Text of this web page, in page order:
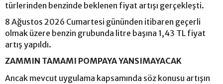
türlerinden benzinde beklenen fiyat artışı gerçekleşti.
8 Ağustos 2026 Cumartesi gününden itibaren geçerli
olmak üzere benzin grubunda litre başına 1,43 TL fiyat
artış yapıldı.
ZAMMIN TAMAMI POMPAYA YANSIMAYACAK
Ancak mevcut uygulama kapsamında söz konusu artışın